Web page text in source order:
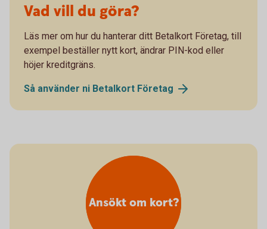
Vad vill du göra?
Läs mer om hur du hanterar ditt Betalkort Företag, till
exempel beställer nytt kort, ändrar PIN-kod eller
höjer kreditgräns.
Så använder ni Betalkort Företag
Ansökt om kort?